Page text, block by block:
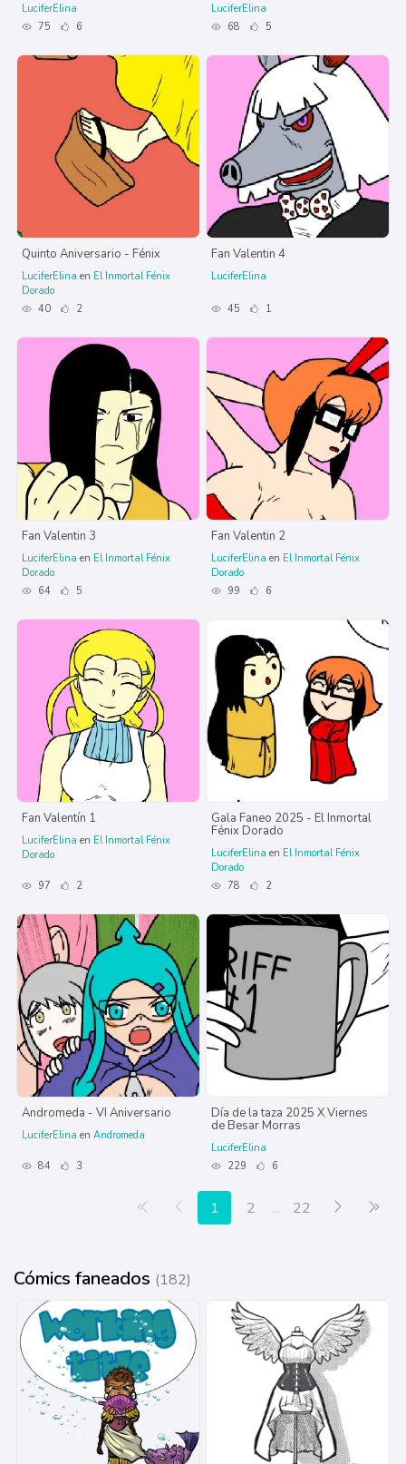
LuciferElina
75
6
LuciferElina
68
5
Quinto Aniversario - Fénix
LuciferElina en El Inmortal Fénix
Dorado
40
2
Fan Valentin 4
LuciferElina
45 1
Fan Valentin 3
LuciferElina en El Inmortal Fénix
Dorado
64
5
Fan Valentin 2
LuciferElina en El Inmortal Fénix
Dorado
99
6
Fan Valentín 1
LuciferElina en El Inmortal Fénix
Dorado
97 2
Gala Faneo 2025 - El Inmortal
Fénix Dorado
LuciferElina en El Inmortal Fénix
Dorado
78
2
Andromeda - VI Aniversario
LuciferElina en Andromeda
84 3
Día de la taza 2025 X Viernes
de Besar Morras
LuciferElina
229
6
Primera página
Anterior
1 2 ... 22 Siguiente
Cómics faneados (182)